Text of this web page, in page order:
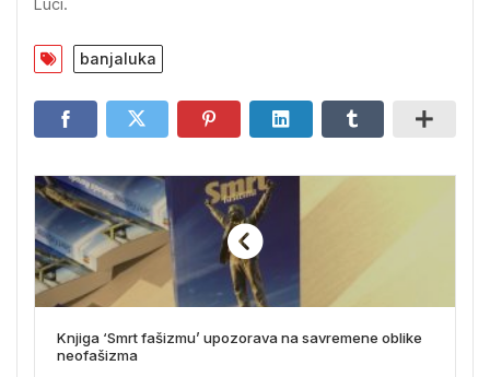
banjaluka
Knjiga ‘Smrt fašizmu’ upozorava na savremene oblike
neofašizma